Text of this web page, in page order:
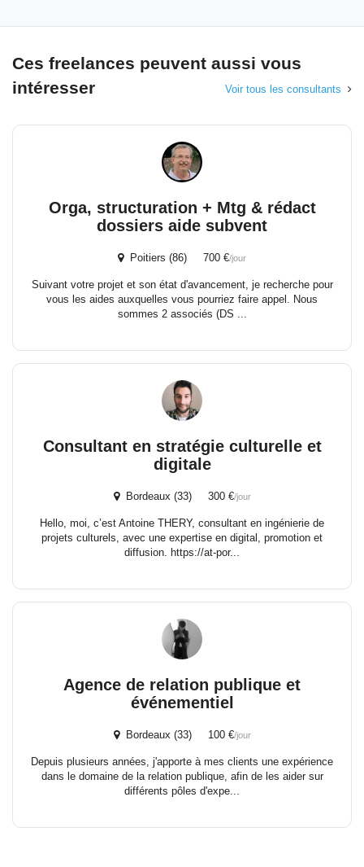
Ces freelances peuvent aussi vous
intéresser
Voir tous les consultants
Orga, structuration + Mtg & rédact
dossiers aide subvent
Poitiers (86) 700 €/jour
Suivant votre projet et son état d'avancement, je recherche pour
vous les aides auxquelles vous pourriez faire appel. Nous
sommes 2 associés (DS ...
Consultant en stratégie culturelle et
digitale
Bordeaux (33) 300 €/jour
Hello, moi, c’est Antoine THERY, consultant en ingénierie de
projets culturels, avec une expertise en digital, promotion et
diffusion. https://at-por...
Agence de relation publique et
événementiel
Bordeaux (33) 100 €/jour
Depuis plusieurs années, j'apporte à mes clients une expérience
dans le domaine de la relation publique, afin de les aider sur
différents pôles d'expe...